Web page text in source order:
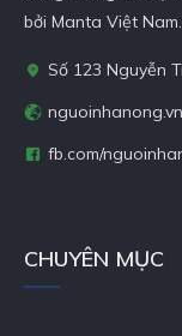
bởi Manta Việt Nam.
Số 123 Nguyễn
fb.com/
CHUYÊN MỤC